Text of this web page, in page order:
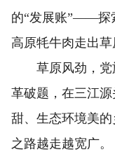
的“发展账”——探
高原牦牛肉走出草
草原风劲，党
革破题，在三江
甜、生态环境美
之路越走越宽广。